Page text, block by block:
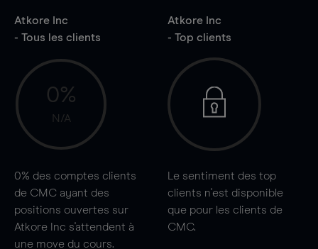
Atkore Inc
- Tous les clients
0%
N/A
0% des comptes clients
de CMC ayant des
positions ouvertes sur
Atkore Inc s'attendent à
une move du cours.
Atkore Inc
- Top clients
Le sentiment des top
clients n'est disponible
que pour les clients de
CMC.